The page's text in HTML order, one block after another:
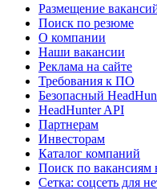
Размещение
Поиск по резюме
О компании
Наши вакансии
Реклама на сайте
Требования к ПО
Безопасный
HeadHunter API
Партнерам
Инвесторам
Каталог компаний
Поиск по вакансиям
Сетка: соцсеть для